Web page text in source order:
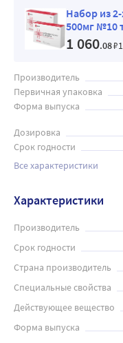
Набор из
500мг №10
1 060.08₽
Производитель
Первичная упаковка
Форма выпуска
Дозировка
Срок годности
Все характеристики
Характеристики
Производитель
Срок годности
Страна производитель
Специальные свойства
Действующее вещество
Форма выпуска